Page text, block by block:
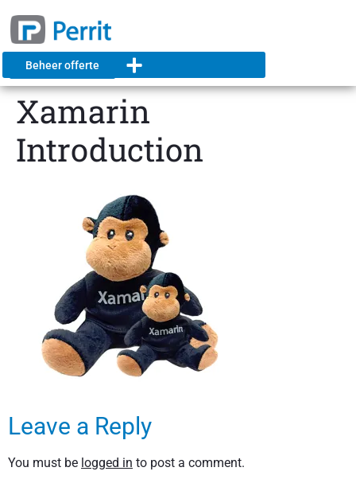
Beheer offerte
Xamarin
Introduction
Leave a Reply
You must be logged in to post a comment.